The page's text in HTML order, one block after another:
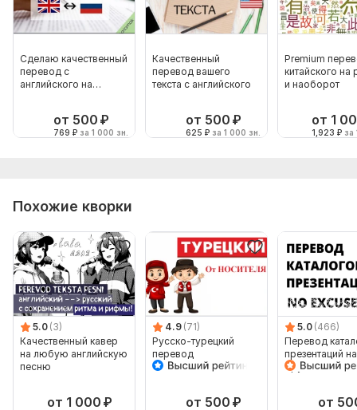
Сделаю качественный
перевод с
английского на
от 500 ₽
769 ₽ за 1 000 зн.
Качественный
перевод вашего
текста с английского
от 500 ₽
625 ₽ за 1 000 зн.
Premium
китайского на
и наоборот
от 1
1,923 ₽ за
Похожие кворки
5.0 (3)
Качественный кавер
на любую английскую
песню
от 1 000 ₽
4.9 (71)
Русско-турецкий
перевод
от 500 ₽
5.0 (466)
Перевод
презентаций на
другой язык с
от